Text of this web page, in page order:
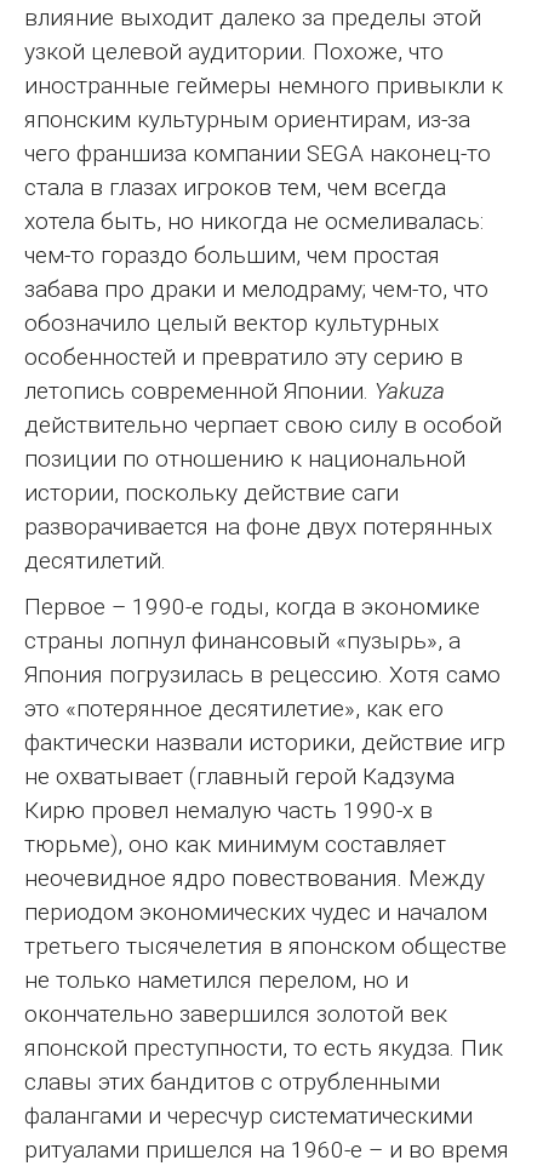
влияние выходит далеко за пределы этой
узкой целевой аудитории. Похоже, что
иностранные геймеры немного привыкли к
японским культурным ориентирам, из-за
чего франшиза компании SEGA наконец-то
стала в глазах игроков тем, чем всегда
хотела быть, но никогда не осмеливалась:
чем-то гораздо большим, чем простая
забава про драки и мелодраму; чем-то, что
обозначило целый вектор культурных
особенностей и превратило эту серию в
летопись современной Японии. Yakuza
действительно черпает свою силу в особой
позиции по отношению к национальной
истории, поскольку действие саги
разворачивается на фоне двух потерянных
десятилетий.
Первое – 1990‐е годы, когда в экономике
страны лопнул финансовый «пузырь», а
Япония погрузилась в рецессию. Хотя само
это «потерянное десятилетие», как его
фактически назвали историки, действие игр
не охватывает (главный герой Кадзума
Кирю провел немалую часть 1990‐х в
тюрьме), оно как минимум составляет
неочевидное ядро повествования. Между
периодом экономических чудес и началом
третьего тысячелетия в японском обществе
не только наметился перелом, но и
окончательно завершился золотой век
японской преступности, то есть якудза. Пик
славы этих бандитов с отрубленными
фалангами и чересчур систематическими
ритуалами пришелся на 1960‐е – и во время